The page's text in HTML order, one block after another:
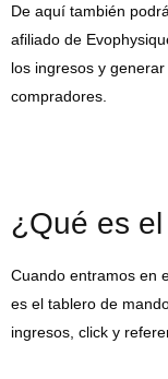
De aquí también
afiliado de
los ingresos y
compradores.
¿Qué es
Cuando entramos en
es el tablero de
ingresos, click y